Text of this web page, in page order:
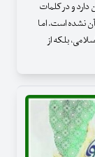
و در کلمات
آن نشده است. اما
بلکه از